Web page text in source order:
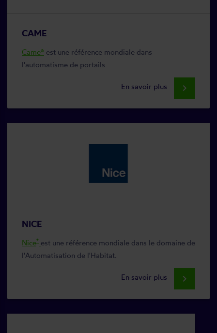
CAME
Came® est une référence mondiale dans
l'automatisme de portails
En savoir plus keyboard_arrow_right
NICE
Nice® est une référence mondiale dans le domaine de
l'Automatisation de l'Habitat.
En savoir plus keyboard_arrow_right